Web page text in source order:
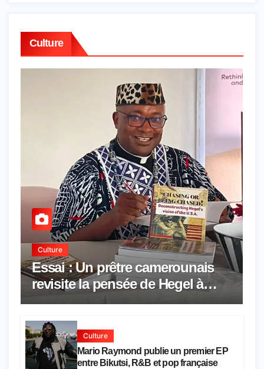
Culture
Culture
Essai : Un prêtre camerounais
revisite la pensée de Hegel à
travers le rêve américain
Culture
Mario Raymond publie un premier EP
entre Bikutsi, R&B et pop française